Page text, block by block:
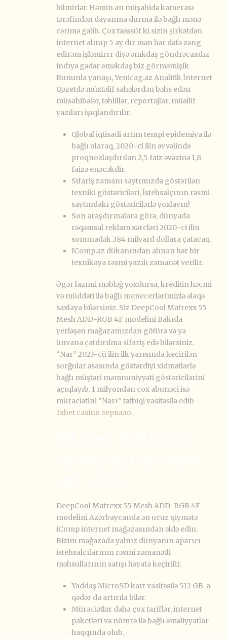
bilmirlər. Həmin an müşahidə kamerası
tərəfindən dayanma durma ilə bağlı mənə
cərimə gəlib. Çox təəssüf ki sizin şirkətdən
internet alınıp 5 ay dır mən hər dəfə zəng
edirəm işləmirrr diyə əmkdaş göndrəcaxdız
indıyə gədər əməkdaş biz görməmişik
Bununla yanaşı, Yenicag.az Analitik İnternet
Qəzetdə müxtəlif sahələrdən bəhs edən
müsahibələr, təhlillər, reportajlar, müəllif
yazıları işıqlandırılır.
Qlobal iqtisadi artım tempi epidemiya ilə
bağlı olaraq, 2020-ci ilin əvvəlində
proqnozlaşdırılan 2,5 faiz əvəzinə 1,8
faizə enəcəkdir.
Sifariş zamanı saytımızda göstərilən
texniki göstəriciləri, İstehsalçının rəsmi
saytındakı göstəricilərlə yoxlayın!
Son araşdırmalara görə, dünyada
rəqəmsal reklam xərcləri 2020-ci ilin
sonunadək 384 milyard dollara çatacaq.
IComp.az dükanından alınan hər bir
texnikaya rəsmi yazılı zəmanət verilir.
Əgər lazımi məbləğ yoxdursa, kreditin həcmi
və müddəti ilə bağlı menecerlərimizlə əlaqə
saxlaya bilərsiniz. Siz DeepCool Matrexx 55
Mesh ADD-RGB 4F modelini Bakıda
yerləşən mağazamızdan götürə və ya
ünvana çatdırılma sifariş edə bilərsiniz.
“Nar” 2023-cü ilin ilk yarısında keçirilən
sorğular əsasında göstərdiyi xidmətlərlə
bağlı müştəri məmnuniyyəti göstəricilərini
açıqlayıb. 1 milyondan çox abunəçi isə
müraciətini “Nar+” tətbiqi vasitəsilə edib
1xbet casino зеркало.
DeepCool Matrexx 55 Mesh ADD-RGB 4F
modelini Azərbaycanda ən ucuz qiymətə
iComp internet mağazasından əldə edin.
Bizim mağazada yalnız dünyanın aparıcı
istehsalçılarının rəsmi zəmanətli
məhsullarının satışı həyata keçirilir.
Yaddaş MicroSD kart vasitəsilə 512 GB-a
qədər da artırıla bilər.
Müraciətlər daha çox tariflər, internet
paketləri və nömrə ilə bağlı əməliyyatlar
haqqında olub.